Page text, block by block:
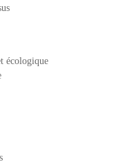
écologique